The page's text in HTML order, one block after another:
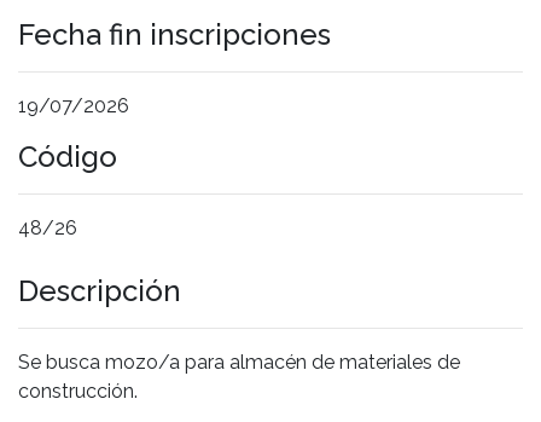
Fecha fin inscripciones
19/07/2026
Código
48/26
Descripción
Se busca mozo/a para almacén de materiales de
construcción.